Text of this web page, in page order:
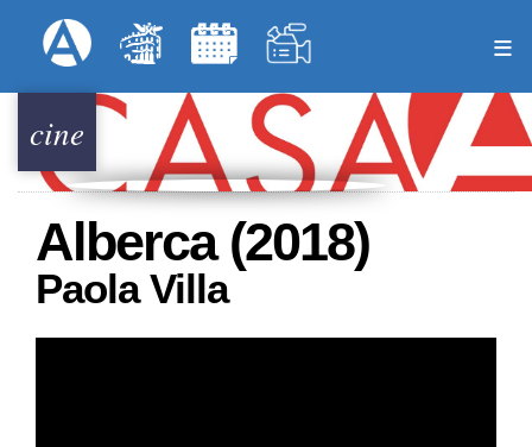
al
principal
Menú Superior
cine
Alberca (2018)
Paola Villa